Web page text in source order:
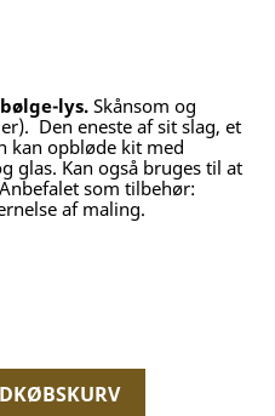
lys. Skånsom og
Den eneste af sit slag, et
kan opbløde kit med
glas. Kan også bruges til at
som tilbehør:
af maling.